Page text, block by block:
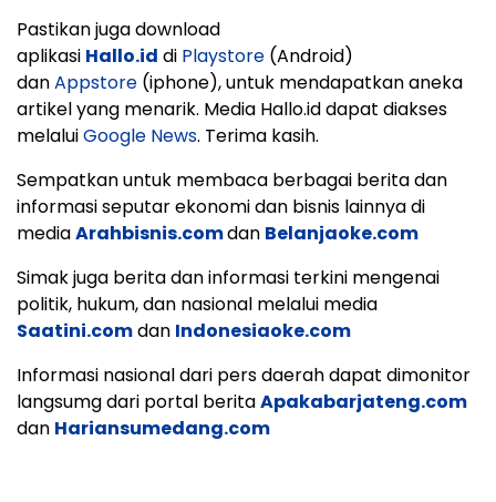
Pastikan juga download
aplikasi Hallo.id di Playstore (Android)
danAppstore (iphone), untuk mendapatkan aneka
artikel yang menarik. Media Hallo.id dapat diakses
melaluiGoogle News. Terima kasih.
Sempatkan untuk membaca berbagai berita dan
informasi seputar ekonomi dan bisnis lainnya di
mediaArahbisnis.comdan Belanjaoke.com
Simak juga berita dan informasi terkini mengenai
politik, hukum, dan nasional melalui media
Saatini.comdan Indonesiaoke.com
Informasi nasional dari pers daerah dapat dimonitor
langsumg dari portal beritaApakabarjateng.com
dan Hariansumedang.com